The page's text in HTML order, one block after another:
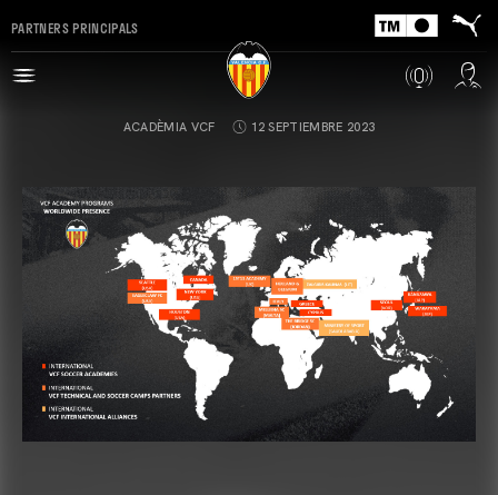
PARTNERS PRINCIPALS
ACADÈMIA VCF 12 SEPTIEMBRE 2023